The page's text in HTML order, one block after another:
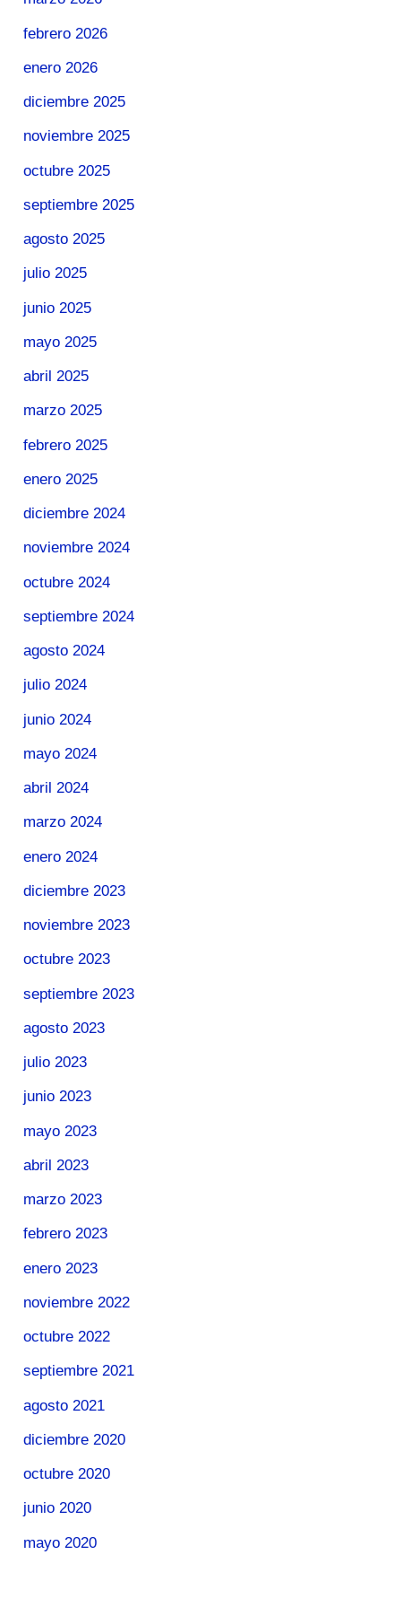
febrero 2026
enero 2026
diciembre 2025
noviembre 2025
octubre 2025
septiembre 2025
agosto 2025
julio 2025
junio 2025
mayo 2025
abril 2025
marzo 2025
febrero 2025
enero 2025
diciembre 2024
noviembre 2024
octubre 2024
septiembre 2024
agosto 2024
julio 2024
junio 2024
mayo 2024
abril 2024
marzo 2024
enero 2024
diciembre 2023
noviembre 2023
octubre 2023
septiembre 2023
agosto 2023
julio 2023
junio 2023
mayo 2023
abril 2023
marzo 2023
febrero 2023
enero 2023
noviembre 2022
octubre 2022
septiembre 2021
agosto 2021
diciembre 2020
octubre 2020
junio 2020
mayo 2020